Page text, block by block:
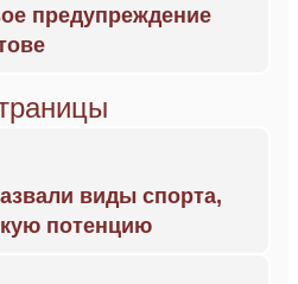
предупреждение
виды спорта,
потенцию